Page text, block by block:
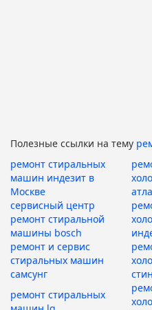
Полезные ссылки на тему
ремонт стиральных
машин индезит в
Москве
сервисный центр
ремонт стиральной
машины bosch
ремонт и сервис
стиральных машин
самсунг
ремонт стиральных